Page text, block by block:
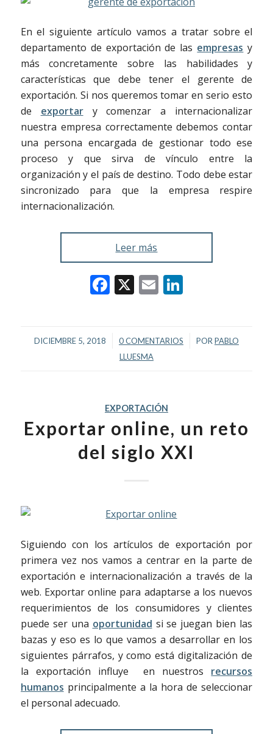
En el siguiente artículo vamos a tratar sobre el
departamento de exportación de las empresas y
más concretamente sobre las habilidades y
características que debe tener el gerente de
exportación. Si nos queremos tomar en serio esto
de exportar
y comenzar a internacionalizar
nuestra empresa correctamente debemos contar
una persona encargada de gestionar todo ese
proceso y que sirva de vínculo entre la
organización y el país de destino. Todo debe estar
sincronizado para que la empresa respire
internacionalización.
Leer más
Facebook
X EmailLinkedIn
DICIEMBRE 5, 2018
/ 0 COMENTARIOS
/ PORPABLO
LLUESMA
EXPORTACIÓN
Exportar online, un reto
del siglo XXI
Siguiendo con los artículos de exportación por
primera vez nos vamos a centrar en la parte de
exportación e internacionalización a través de la
web. Exportar online para adaptarse a los nuevos
requerimientos de los consumidores y clientes
puede ser una oportunidad si se juegan bien las
bazas y eso es lo que vamos a desarrollar en los
siguientes párrafos, y como está digitalización de
la exportación influye en nuestros recursos
humanos principalmente a la hora de seleccionar
el personal adecuado.